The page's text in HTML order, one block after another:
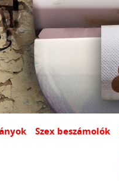
Szex beszámolók